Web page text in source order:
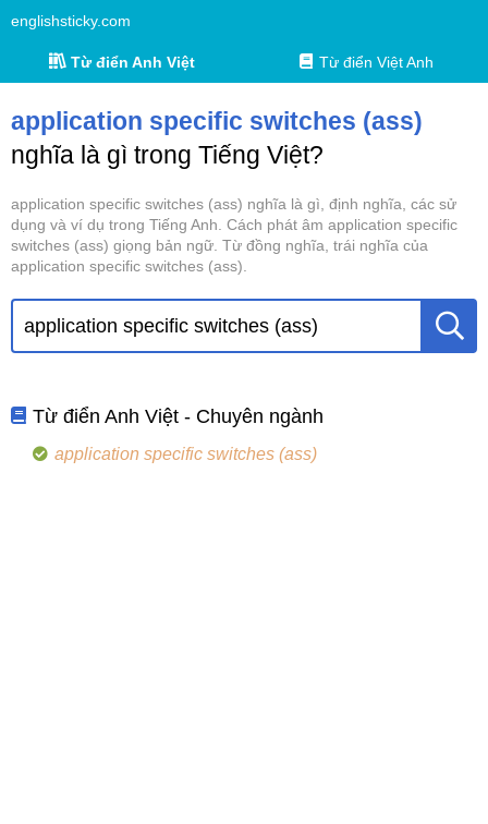
englishsticky.com
Từ điển Anh Việt Từ điển Việt Anh
application specific switches (ass)
nghĩa là gì trong Tiếng Việt?
application specific switches (ass) nghĩa là gì, định nghĩa, các sử
dụng và ví dụ trong Tiếng Anh. Cách phát âm application specific
switches (ass) giọng bản ngữ. Từ đồng nghĩa, trái nghĩa của
application specific switches (ass).
Từ điển Anh Việt - Chuyên ngành
application specific switches (ass)